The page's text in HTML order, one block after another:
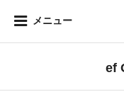
メニュー
ef